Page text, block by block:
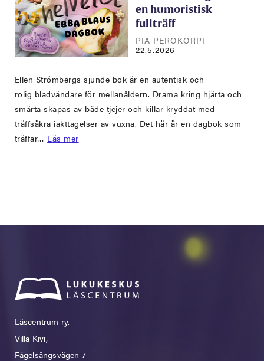
en humoristisk
fullträff
PIA PEROKORPI
22.5.2026
Ellen Strömbergs sjunde bok är en autentisk och
rolig bladvändare för mellanåldern. Drama kring hjärta och
smärta skapas av både tjejer och killar kryddat med
träffsäkra iakttagelser av vuxna. Det här är en dagbok som
träffar… Läs mer
Läscentrum ry.
Villa Kivi,
Fågelsångsvägen 7